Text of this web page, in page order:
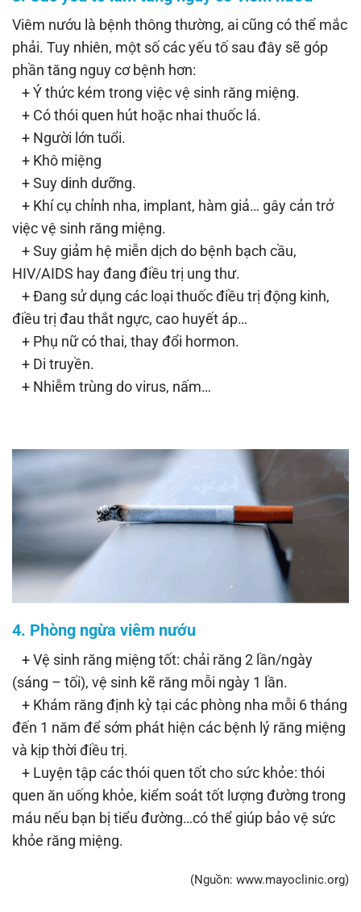
Viêm nướu là bệnh thông thường, ai cũng có thể mắc
phải. Tuy nhiên, một số các yếu tố sau đây sẽ góp
phần tăng nguy cơ bệnh hơn:
+ Ý thức kém trong việc vệ sinh răng miệng.
+ Có thói quen hút hoặc nhai thuốc lá.
+ Người lớn tuổi.
+ Khô miệng
+ Suy dinh dưỡng.
+ Khí cụ chỉnh nha, implant, hàm giả… gây cản trở
việc vệ sinh răng miệng.
+ Suy giảm hệ miễn dịch do bệnh bạch cầu,
HIV/AIDS hay đang điều trị ung thư.
+ Đang sử dụng các loại thuốc điều trị động kinh,
điều trị đau thắt ngực, cao huyết áp…
+ Phụ nữ có thai, thay đổi hormon.
+ Di truyền.
+ Nhiễm trùng do virus, nấm…
4. Phòng ngừa viêm nướu
+ Vệ sinh răng miệng tốt: chải răng 2 lần/ngày
(sáng – tối), vệ sinh kẽ răng mỗi ngày 1 lần.
+ Khám răng định kỳ tại các phòng nha mỗi 6 tháng
đến 1 năm để sớm phát hiện các bệnh lý răng miệng
và kịp thời điều trị.
+ Luyện tập các thói quen tốt cho sức khỏe: thói
quen ăn uống khỏe, kiểm soát tốt lượng đường trong
máu nếu bạn bị tiểu đường…có thể giúp bảo vệ sức
khỏe răng miệng.
(Nguồn: www.mayoclinic.org)